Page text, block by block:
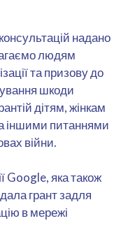
надано
людям
та призову до
шкоди
дітям, жінкам
іншими питаннями
війни.
Google, яка також
грант задля
в мережі